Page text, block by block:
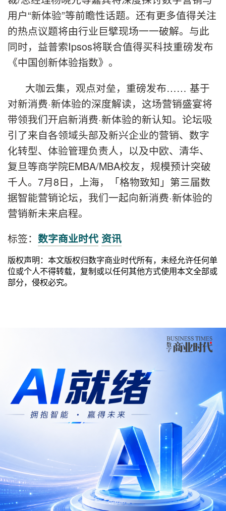
用户“新体验”等前瞻性话题。还有更多值得关注
的热点议题将由行业巨擘现场一一破解。与此
同时，益普索Ipsos将联合值得买科技重磅发布
《中国创新体验指数》。
大咖云集，观点对垒，重磅发布…… 基于
对新消费·新体验的深度解读，这场营销盛宴将
带领我们开启新消费·新体验的新认知。论坛吸
引了来自各领域头部及新兴企业的营销、数字
化转型、体验管理负责人，以及中欧、清华、
复旦等商学院EMBA/MBA校友，规模预计突破
千人。7月8日，上海，「格物致知」第三届数
据智能营销论坛，我们一起向新消费·新体验的
营销新未来启程。
标签： 数字商业时代 资讯
版权声明：本文版权归数字商业时代所有，未经允许任何单
位或个人不得转载，复制或以任何其他方式使用本文全部或
部分，侵权必究。